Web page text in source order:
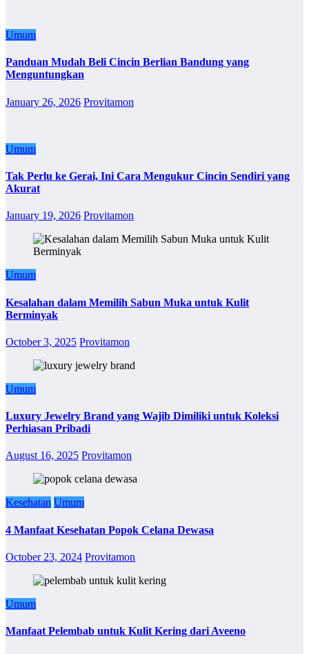
Umum
Panduan Mudah Beli Cincin Berlian Bandung yang
Menguntungkan
January 26, 2026 Provitamon
Umum
Tak Perlu ke Gerai, Ini Cara Mengukur Cincin Sendiri yang
Akurat
January 19, 2026 Provitamon
Umum
Kesalahan dalam Memilih Sabun Muka untuk Kulit
Berminyak
October 3, 2025 Provitamon
Umum
Luxury Jewelry Brand yang Wajib Dimiliki untuk Koleksi
Perhiasan Pribadi
August 16, 2025 Provitamon
Kesehatan Umum
4 Manfaat Kesehatan Popok Celana Dewasa
October 23, 2024 Provitamon
Umum
Manfaat Pelembab untuk Kulit Kering dari Aveeno